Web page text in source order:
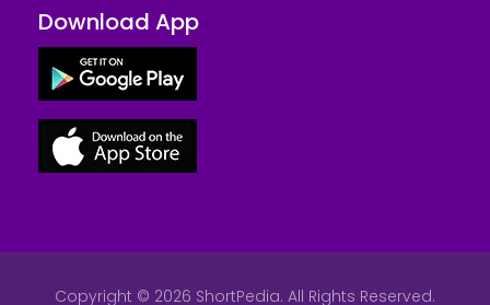
Download App
Copyright © 2026 ShortPedia. All Rights Reserved.